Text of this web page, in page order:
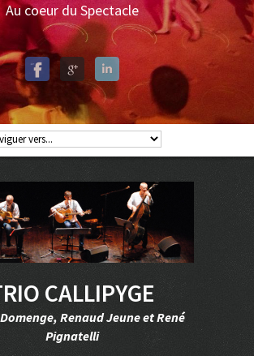
Au coeur du Spectacle
CALLIPYGE
Renaud Jeune et René
Pignatelli